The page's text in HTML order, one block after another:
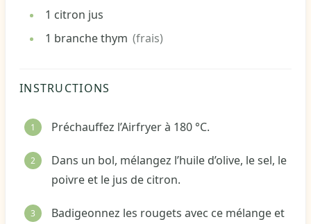
1 citron jus
1 branchethym (frais)
INSTRUCTIONS
Préchauffez l’Airfryer à 180 °C.
Dans un bol, mélangez l’huile d’olive, le sel, le
poivre et le jus de citron.
Badigeonnez les rougets avec ce mélange et